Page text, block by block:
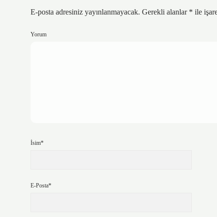
E-posta adresiniz yayınlanmayacak. Gerekli alanlar * ile
Yorum
İsim*
E-Posta*